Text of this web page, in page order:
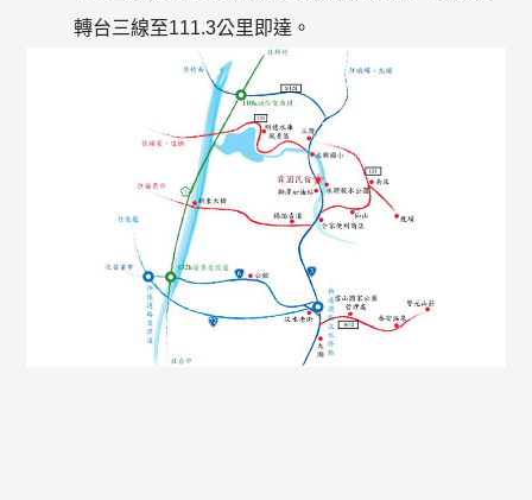
轉台三線至111.3公里即達。